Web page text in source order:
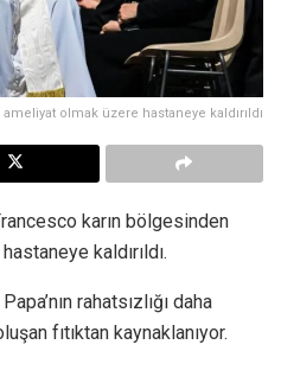
olmak üzere hastaneye kaldırıldı
karın bölgesinden
kaldırıldı.
rahatsızlığı daha
fıtıktan kaynaklanıyor.